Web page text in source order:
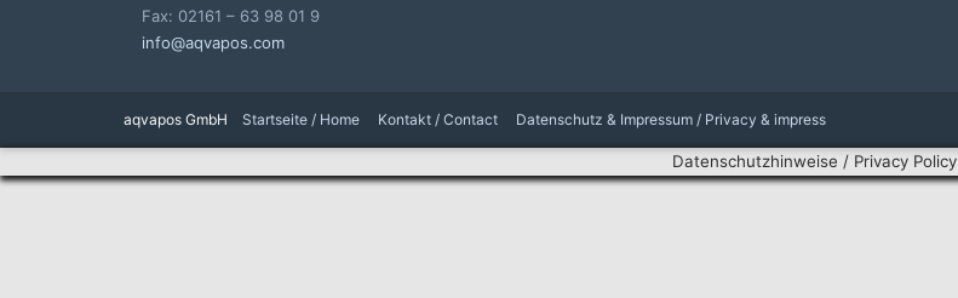
Fax: 02161 – 63 98 01 9
info@aqvapos.com
aqvapos GmbH Startseite / Home Kontakt / Contact Datenschutz & Impressum / Privacy & impress
Datenschutzhinweise / Privacy Policy